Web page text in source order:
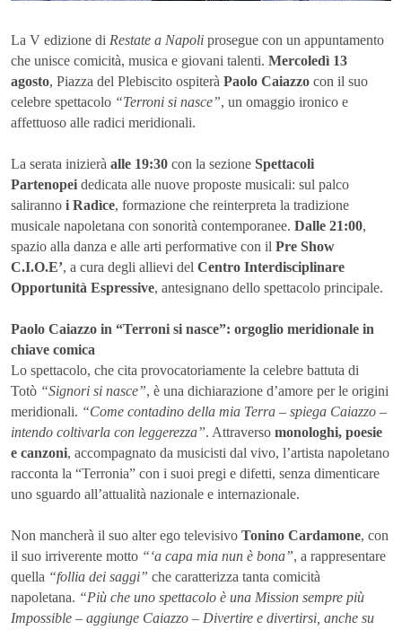
La V edizione di Restate a Napoli prosegue con un appuntamento
che unisce comicità, musica e giovani talenti. Mercoledì 13
agosto, Piazza del Plebiscito ospiterà Paolo Caiazzo con il suo
celebre spettacolo “Terroni si nasce”, un omaggio ironico e
affettuoso alle radici meridionali.
La serata inizierà alle 19:30 con la sezione Spettacoli
Partenopei dedicata alle nuove proposte musicali: sul palco
saliranno i Radìce, formazione che reinterpreta la tradizione
musicale napoletana con sonorità contemporanee. Dalle 21:00,
spazio alla danza e alle arti performative con il Pre Show
C.I.O.E’, a cura degli allievi del Centro Interdisciplinare
Opportunità Espressive, antesignano dello spettacolo principale.
Paolo Caiazzo in “Terroni si nasce”: orgoglio meridionale in
chiave comica
Lo spettacolo, che cita provocatoriamente la celebre battuta di
Totò “Signori si nasce”, è una dichiarazione d’amore per le origini
meridionali. “Come contadino della mia Terra – spiega Caiazzo –
intendo coltivarla con leggerezza”. Attraverso monologhi, poesie
e canzoni, accompagnato da musicisti dal vivo, l’artista napoletano
racconta la “Terronia” con i suoi pregi e difetti, senza dimenticare
uno sguardo all’attualità nazionale e internazionale.
Non mancherà il suo alter ego televisivo Tonino Cardamone, con
il suo irriverente motto “‘a capa mia nun è bona”, a rappresentare
quella “follia dei saggi” che caratterizza tanta comicità
napoletana. “Più che uno spettacolo è una Mission sempre più
Impossible – aggiunge Caiazzo – Divertire e divertirsi, anche su